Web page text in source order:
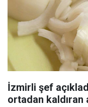
İzmirli şef
ortadan kaldıran